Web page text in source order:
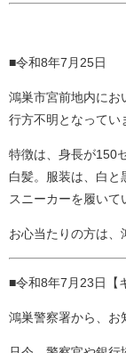
■令和8年7月25日
鴻巣市宮前地内にお
行方不明となってい
特徴は、身長が150
白髪。服装は、白
スニーカーを履いて
お心当たりの方は、
■令和8年7月23日【
鴻巣警察署から、お